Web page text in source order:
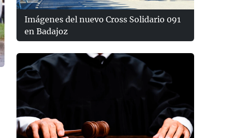
Imágenes del nuevo Cross Solidario 091
en Badajoz